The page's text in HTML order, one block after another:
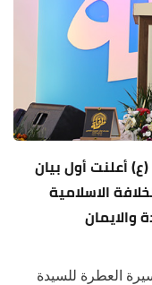
(ع) أعلنت أول بيان
الاسلامية
العطرة للسيدة